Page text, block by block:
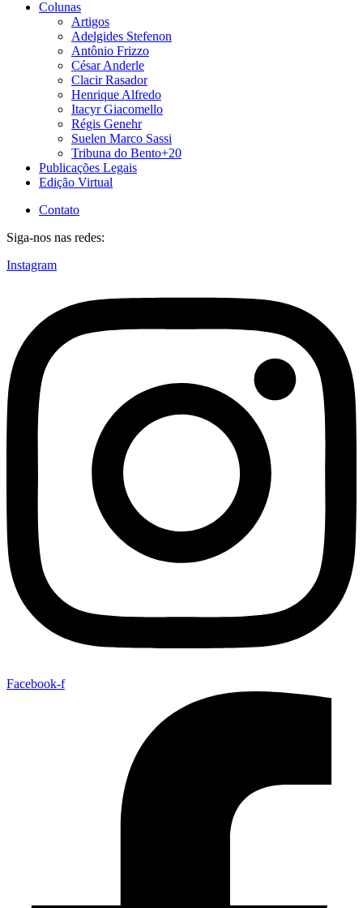
Colunas
Artigos
Adelgides Stefenon
Antônio Frizzo
César Anderle
Clacir Rasador
Henrique Alfredo
Itacyr Giacomello
Régis Genehr
Suelen Marco Sassi
Tribuna do Bento+20
Publicações Legais
Edição Virtual
Contato
Siga-nos nas redes:
Instagram
Facebook-f